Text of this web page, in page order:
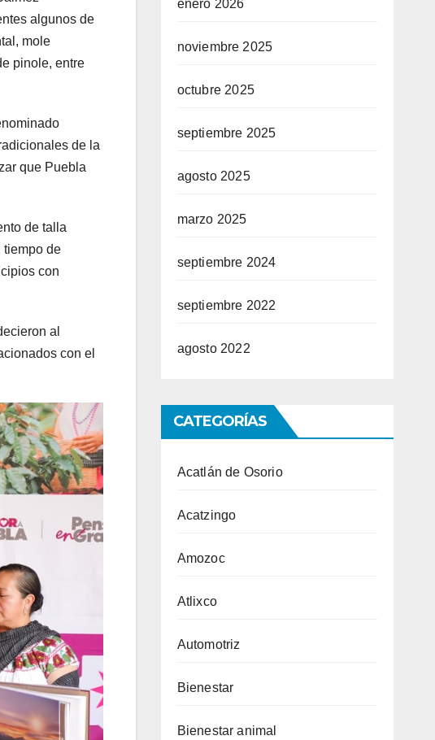
algunos de
mole
pinole, entre
de la
que Puebla
de talla
tiempo de
con
al
con el
enero 2026
noviembre 2025
octubre 2025
septiembre 2025
agosto 2025
marzo 2025
septiembre 2024
septiembre 2022
agosto 2022
CATEGORÍAS
Acatlán de Osorio
Acatzingo
Amozoc
Atlixco
Automotriz
Bienestar
Bienestar animal